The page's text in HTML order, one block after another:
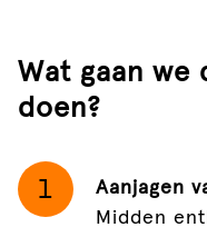
Wat gaan we
doen?
Aanjagen
Midden